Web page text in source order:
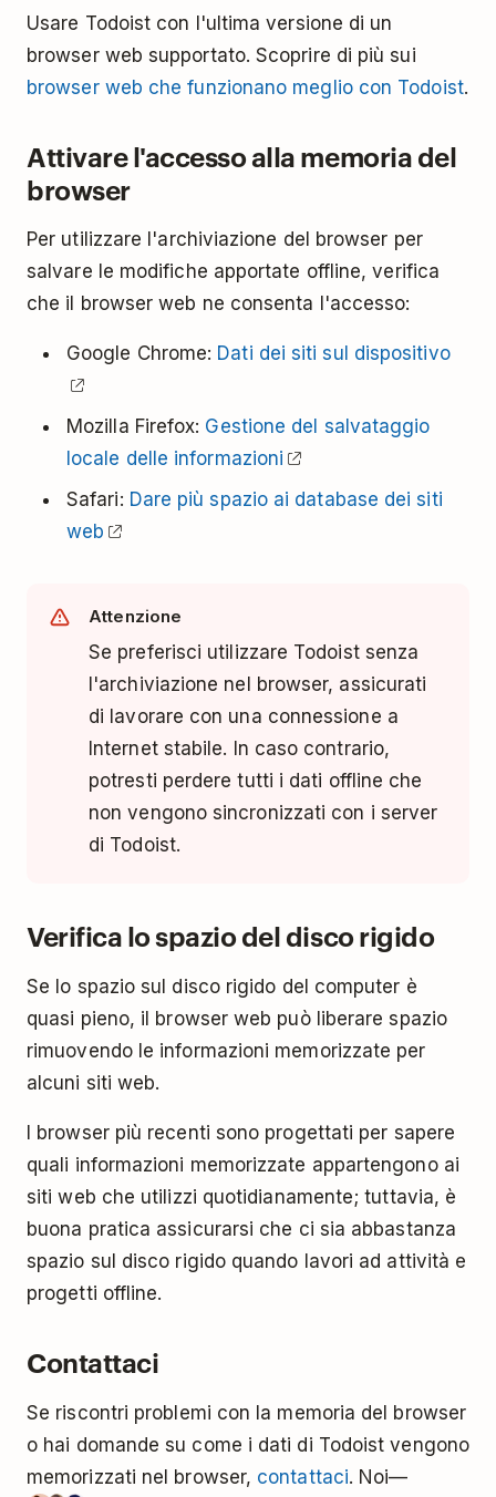
Usare Todoist con l'ultima versione di un
browser web supportato. Scoprire di più sui
browser web che funzionano meglio con Todoist.
Attivare l'accesso alla memoria del
browser
Per utilizzare l'archiviazione del browser per
salvare le modifiche apportate offline, verifica
che il browser web ne consenta l'accesso:
Google Chrome: Dati dei siti sul dispositivo
Mozilla Firefox: Gestione del salvataggio
locale delle informazioni
Safari: Dare più spazio ai database dei siti
web
Attenzione
Se preferisci utilizzare Todoist senza
l'archiviazione nel browser, assicurati
di lavorare con una connessione a
Internet stabile. In caso contrario,
potresti perdere tutti i dati offline che
non vengono sincronizzati con i server
di Todoist.
Verifica lo spazio del disco rigido
Se lo spazio sul disco rigido del computer è
quasi pieno, il browser web può liberare spazio
rimuovendo le informazioni memorizzate per
alcuni siti web.
I browser più recenti sono progettati per sapere
quali informazioni memorizzate appartengono ai
siti web che utilizzi quotidianamente; tuttavia, è
buona pratica assicurarsi che ci sia abbastanza
spazio sul disco rigido quando lavori ad attività e
progetti offline.
Contattaci
Se riscontri problemi con la memoria del browser
o hai domande su come i dati di Todoist vengono
memorizzati nel browser, contattaci. Noi—